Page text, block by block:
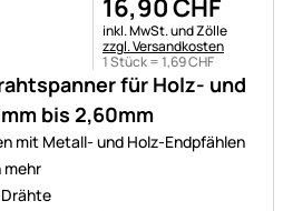
für Holz- und
bis 2,60mm
mit Metall- und Holz-Endpfählen
mehr
16,90CHF
Steuerhinweis:
inkl. MwSt. und Zölle
zzgl. Versandkosten
1 Stück =1,69CHF